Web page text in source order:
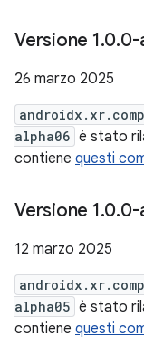
Versione 1.0.0-
26 marzo 2025
alpha06 è stato
contiene questi
Versione 1.0.0-
12 marzo 2025
alpha05 è stato
contiene questi